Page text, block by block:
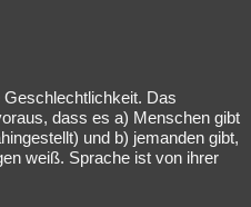
Das
dass es a) Menschen gibt
und b) jemanden gibt,
weiß. Sprache ist von ihrer